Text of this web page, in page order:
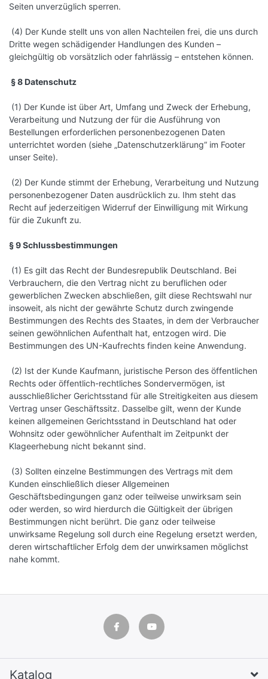
Seiten unverzüglich sperren.
(4) Der Kunde stellt uns von allen Nachteilen frei, die uns durch
Dritte wegen schädigender Handlungen des Kunden –
gleichgültig ob vorsätzlich oder fahrlässig – entstehen können.
§ 8 Datenschutz
(1) Der Kunde ist über Art, Umfang und Zweck der Erhebung,
Verarbeitung und Nutzung der für die Ausführung von
Bestellungen erforderlichen personenbezogenen Daten
unterrichtet worden (siehe „Datenschutzerklärung“ im Footer
unser Seite).
(2) Der Kunde stimmt der Erhebung, Verarbeitung und Nutzung
personenbezogener Daten ausdrücklich zu. Ihm steht das
Recht auf jederzeitigen Widerruf der Einwilligung mit Wirkung
für die Zukunft zu.
§ 9 Schlussbestimmungen
(1) Es gilt das Recht der Bundesrepublik Deutschland. Bei
Verbrauchern, die den Vertrag nicht zu beruflichen oder
gewerblichen Zwecken abschließen, gilt diese Rechtswahl nur
insoweit, als nicht der gewährte Schutz durch zwingende
Bestimmungen des Rechts des Staates, in dem der Verbraucher
seinen gewöhnlichen Aufenthalt hat, entzogen wird. Die
Bestimmungen des UN-Kaufrechts finden keine Anwendung.
(2) Ist der Kunde Kaufmann, juristische Person des öffentlichen
Rechts oder öffentlich-rechtliches Sondervermögen, ist
ausschließlicher Gerichtsstand für alle Streitigkeiten aus diesem
Vertrag unser Geschäftssitz. Dasselbe gilt, wenn der Kunde
keinen allgemeinen Gerichtsstand in Deutschland hat oder
Wohnsitz oder gewöhnlicher Aufenthalt im Zeitpunkt der
Klageerhebung nicht bekannt sind.
(3) Sollten einzelne Bestimmungen des Vertrags mit dem
Kunden einschließlich dieser Allgemeinen
Geschäftsbedingungen ganz oder teilweise unwirksam sein
oder werden, so wird hierdurch die Gültigkeit der übrigen
Bestimmungen nicht berührt. Die ganz oder teilweise
unwirksame Regelung soll durch eine Regelung ersetzt werden,
deren wirtschaftlicher Erfolg dem der unwirksamen möglichst
nahe kommt.
Katalog